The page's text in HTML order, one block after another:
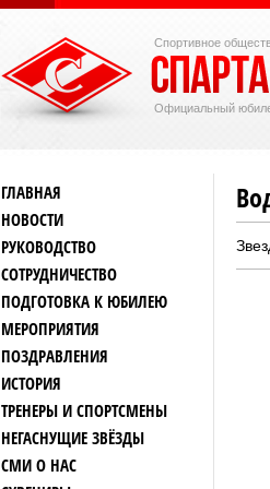
Спортивное
Официальный
ГЛАВНАЯ
НОВОСТИ
РУКОВОДСТВО
СОТРУДНИЧЕСТВО
ПОДГОТОВКА К ЮБИЛЕЮ
МЕРОПРИЯТИЯ
ПОЗДРАВЛЕНИЯ
ИСТОРИЯ
ТРЕНЕРЫ И СПОРТСМЕНЫ
НЕГАСНУЩИЕ ЗВЁЗДЫ
СМИ О НАС